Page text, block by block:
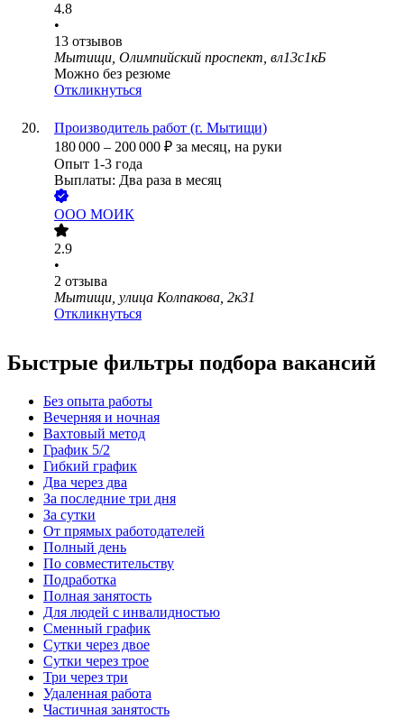
4.8
•
13 отзывов
Мытищи, Олимпийский проспект, вл13с1кБ
Можно без резюме
Откликнуться
Производитель работ (г. Мытищи)
180 000 – 200 000 ₽ за месяц, на руки
Опыт 1-3 года
Выплаты: Два раза в месяц
ООО МОИК
2.9
•
2 отзыва
Мытищи, улица Колпакова, 2к31
Откликнуться
Быстрые фильтры подбора вакансий
Без опыта работы
Вечерняя и ночная
Вахтовый метод
График 5/2
Гибкий график
Два через два
За последние три дня
За сутки
От прямых работодателей
Полный день
По совместительству
Подработка
Полная занятость
Для людей с инвалидностью
Сменный график
Сутки через двое
Сутки через трое
Три через три
Удаленная работа
Частичная занятость